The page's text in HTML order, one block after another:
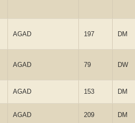
AGAD 197 DM
AGAD 79 DW
AGAD 153 DM
AGAD 209 DM